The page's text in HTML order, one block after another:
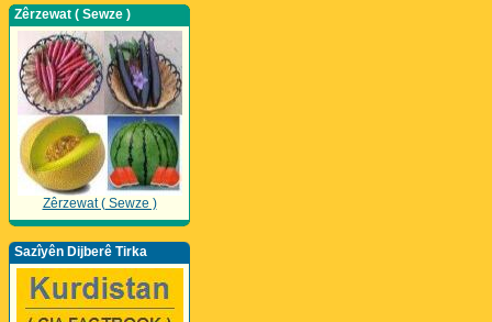
Zêrzewat ( Sewze )
Zêrzewat ( Sewze )
Sazîyên Dijberê Tirka